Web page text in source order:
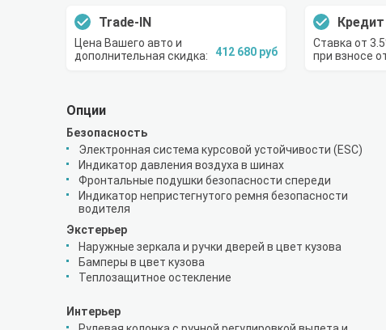
Trade-IN
Цена Вашего авто и
дополнительная скидка:
412 680 руб
Кредит
Ставка от
при взносе
Опции
Безопасность
Электронная система курсовой устойчивости (ESC)
Индикатор давления воздуха в шинах
Фронтальные подушки безопасности спереди
Индикатор непристегнутого ремня безопасности
водителя
Экстерьер
Наружные зеркала и ручки дверей в цвет кузова
Бамперы в цвет кузова
Теплозащитное остекление
Интерьер